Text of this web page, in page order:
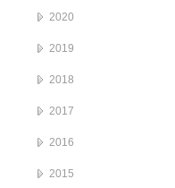
2020
2019
2018
2017
2016
2015